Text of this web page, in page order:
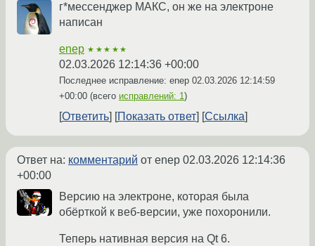
г*мессенджер МАКС, он же на электроне
написан
enep ★★★★★
02.03.2026 12:14:36 +00:00
Последнее исправление: enep 02.03.2026 12:14:59
+00:00 (всего исправлений: 1)
Ответить Показать ответ Ссылка
Ответ на: комментарий от enep 02.03.2026 12:14:36
+00:00
Версию на электроне, которая была
обёрткой к веб-версии, уже похоронили.
Теперь нативная версия на Qt 6.